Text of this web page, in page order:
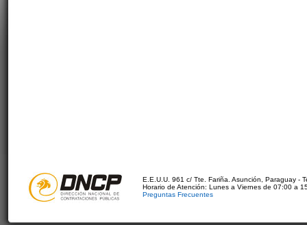
E.E.U.U. 961 c/ Tte. Fariña. Asunción, Paraguay -
Horario de Atención: Lunes a Viernes de 07:00 a
Preguntas Frecuentes